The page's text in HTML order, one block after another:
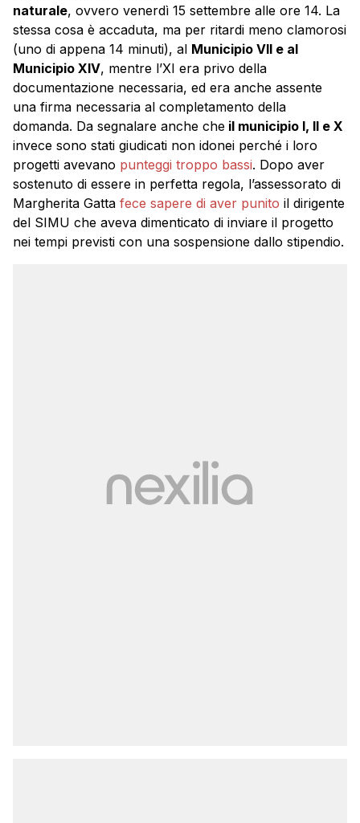
naturale, ovvero venerdì 15 settembre alle ore 14. La
stessa cosa è accaduta, ma per ritardi meno clamorosi
(uno di appena 14 minuti), al Municipio VII e al
Municipio XIV, mentre l’XI era privo della
documentazione necessaria, ed era anche assente
una firma necessaria al completamento della
domanda. Da segnalare anche che il municipio I, II e X
invece sono stati giudicati non idonei perché i loro
progetti avevano punteggi troppo bassi. Dopo aver
sostenuto di essere in perfetta regola, l’assessorato di
Margherita Gatta fece sapere di aver punito il dirigente
del SIMU che aveva dimenticato di inviare il progetto
nei tempi previsti con una sospensione dallo stipendio.